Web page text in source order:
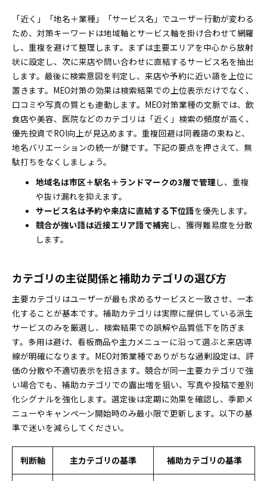
「近く」「地名＋業種」「サービス名」でユーザー行動が変わる
ため、対策キーワードは地域軸とサービス軸を掛け合わせて網羅
し、重複を避けて整理します。まずは主要エリアを中心から放射
状に設定し、次に来店や問い合わせに直結するサービス名を抽出
します。最後に検索意図を判定し、来店や予約に近い語を上位に
置きます。MEO対策の効果は検索結果での上位表示だけでなく、
口コミや写真の質とも連動します。MEO対策業種の文脈では、飲
食店や美容、医院などのカテゴリは「近く」検索の頻度が高く、
優先投資でROI向上が見込めます。重複回避は同義語の束ねと、
地名バリエーションの統一が鍵です。下記の要点を押さえて、無
駄打ちをなくしましょう。
地域名は市区＋駅名＋ランドマークの3層で管理し、重複
や抜け漏れを抑えます。
サービス名は予約や来店に直結する下位語を優先します。
競合が強い語は近接エリア語で補完 し、獲得難易度を分散
します。
カテゴリの主従関係と補助カテゴリの選び方
主要カテゴリはユーザーが最も求めるサービスと一致させ、一本
化することが基本です。補助カテゴリは実際に提供している派生
サービスのみを厳選し、検索結果での誤解や品質低下を防ぎま
す。多用は避け、看板商品や主力メニューに沿って選ぶと来店導
線が明確になります。MEO対策業種でありがちな過剰設定は、評
価の分散や不適切表示を招きます。競合が同一主要カテゴリで強
い場合でも、補助カテゴリでの露出増を狙い、写真や投稿で差別
化シグナルを強化します。選定後は定期に効果を確認し、季節メ
ニューやキャンペーン開始時のみ最小限で更新します。以下の基
準で迷いを減らしてください。
判断軸 主カテゴリの基準 補助カテゴリの基準